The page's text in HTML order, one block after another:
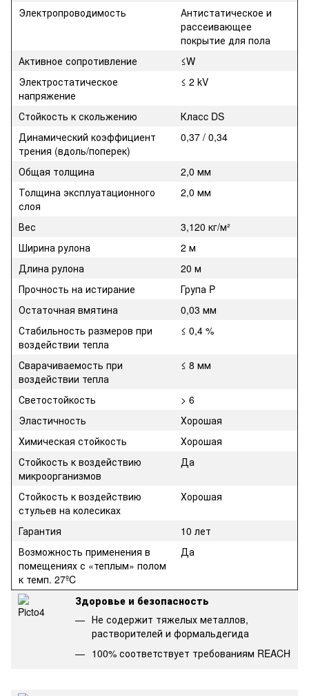
Электропроводимость
Антистатическое и
рассеивающее
покрытие для пола
Активное сопротивление
≤W
Электростатическое
напряжение
≤ 2 kV
Стойкость к скольжению
Класc DS
Динамический коэффициент
трения (вдоль/поперек)
0,37 / 0,34
Общая толщина
2,0 мм
Толщина эксплуатационного
слоя
2,0 мм
Вес
3,120 кг/м²
Ширина рулона
2 м
Длина рулона
20 м
Прочность на истирание
Група P
Остаточная вмятина
0,03 мм
Стабильность размеров при
воздействии тепла
≤ 0,4 %
Сварачиваемость при
воздействии тепла
≤ 8 мм
Светостойкость
> 6
Эластичность
Хорошая
Химическая стойкость
Хорошая
Стойкость к воздействию
микроорганизмов
Да
Стойкость к воздействию
стульев на колесиках
Хорошая
Гарантия
10 лет
Возможность применения в
помещениях с «теплым» полом
к темп. 27ºC
Да
Здоровье и безопасность
Не содержит тяжелых металлов,
растворителей и формальдегида
100% соответствует требованиям REACH